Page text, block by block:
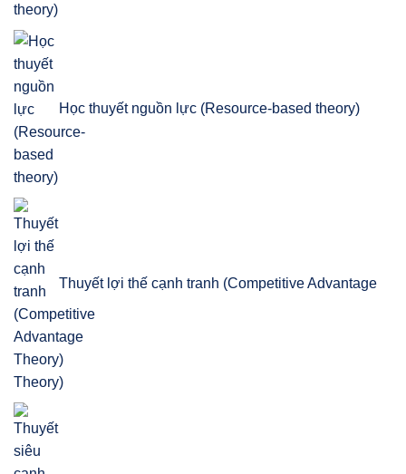
theory)
Học thuyết nguồn lực (Resource-based theory)
Thuyết lợi thế cạnh tranh (Competitive Advantage
Theory)